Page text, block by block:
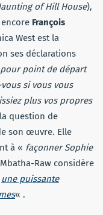
of Hill House),
François
West est la
ses déclarations
point de départ
si vous vous
plus vos propres
question de
son œuvre. Elle
à « façonner Sophie
Raw considère
une puissante
« .